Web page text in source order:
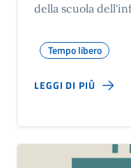
della scuola
Tempo libero
LEGGI DI PIÙ